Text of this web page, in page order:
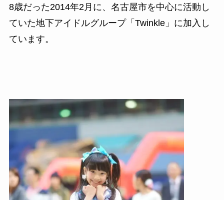
8歳だった2014年2月に、名古屋市を中心に活動し
ていた地下アイドルグループ「Twinkle」に加入し
ています。